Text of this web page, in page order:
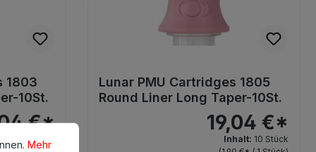
1803
10St.
€*
10 Stück
Lunar PMU Cartridges 1805
Round Liner Long Taper-10St.
19,04 €*
Inhalt: 10 Stück
Mehr Informationen ...
Mehr